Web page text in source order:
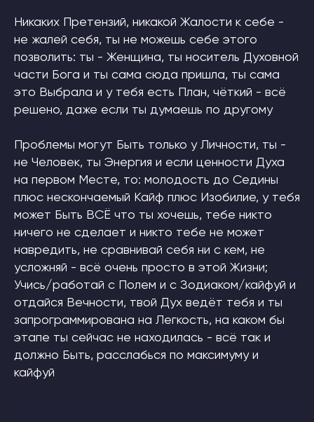
Никаких Претензий, никакой Жалости к себе -
не жалей себя, ты не можешь себе этого
позволить: ты - Женщина, ты носитель Духовной
части Бога и ты сама сюда пришла, ты сама
это Выбрала и у тебя есть План, чёткий - всё
решено, даже если ты думаешь по другому
Проблемы могут Быть только у Личности, ты -
не Человек, ты Энергия и если ценности Духа
на первом Месте, то: молодость до Седины
плюс нескончаемый Кайф плюс Изобилие, у тебя
может Быть ВСЁ что ты хочешь, тебе никто
ничего не сделает и никто тебе не может
навредить, не сравнивай себя ни с кем, не
усложняй - всё очень просто в этой Жизни;
Учись/работай с Полем и с Зодиаком/кайфуй и
отдайся Вечности, твой Дух ведёт тебя и ты
запрограммирована на Легкость, на каком бы
этапе ты сейчас не находилась - всё так и
должно Быть, расслабься по максимуму и
кайфуй